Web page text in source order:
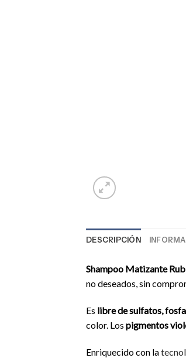
DESCRIPCIÓN
Shampoo Matizante
no deseados, sin
Es libre de sulfatos,
color. Los pigmentos
Enriquecido con la